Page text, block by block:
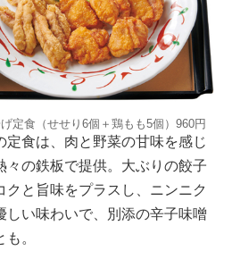
定食（せせり6個＋鶏もも5個）960円
食は、肉と野菜の甘味を感じ
々の鉄板で提供。大ぶりの餃子
クと旨味をプラスし、ニンニク
しい味わいで、別添の辛子味噌
。